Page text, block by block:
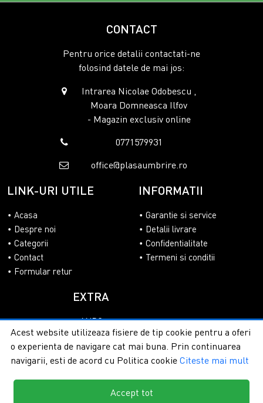
CONTACT
Pentru orice detalii contactati-ne
folosind datele de mai jos:
Intrarea Nicolae Odobescu ,
Moara Domneasca Ilfov
- Magazin exclusiv online
0771579931
office@plasaumbrire.ro
LINK-URI UTILE
Acasa
Despre noi
Categorii
Contact
Formular retur
INFORMATII
Garantie si service
Detalii livrare
Confidentialitate
Termeni si conditii
EXTRA
ANPC
SOL
Copyright © 2026 - PlasaUmbrire.ro | Toate drepturile
Acest website utilizeaza fisiere de tip cookie pentru a oferi
o experienta de navigare cat mai buna. Prin continuarea
navigarii, esti de acord cu Politica cookie Citeste mai mult
Accept tot